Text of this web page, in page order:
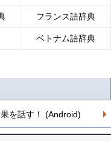
フランス語辞典
ベトナム語辞典
を話す！ (Android)